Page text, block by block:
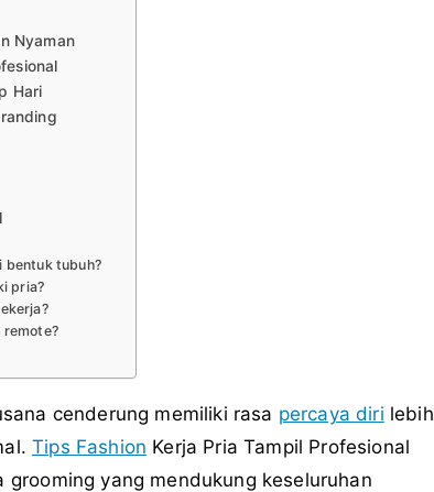
Nyaman
Hari
bentuk tubuh?
pria?
remote?
cenderung memiliki rasa percaya diri lebih
Tips Fashion Kerja Pria Tampil Profesional
yang mendukung keseluruhan